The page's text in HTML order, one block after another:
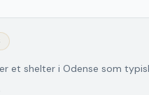
et shelter i Odense som